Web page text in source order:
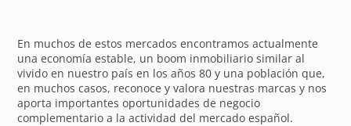
En muchos de estos mercados encontramos actualmente
una economía estable, un boom inmobiliario similar al
vivido en nuestro país en los años 80 y una población que,
en muchos casos, reconoce y valora nuestras marcas y nos
aporta importantes oportunidades de negocio
complementario a la actividad del mercado español.